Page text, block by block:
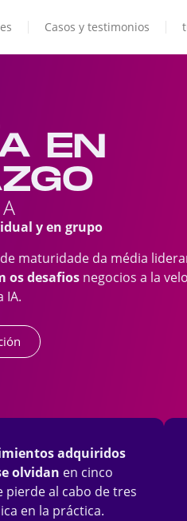
Casos y testimonios
EN
y en grupo
maturidade da média
os desafios negocios a la
IA.
adquiridos
olvidan en cinco
pierde al cabo de tres
en la práctica.